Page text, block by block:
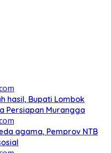
hasil, Bupati Lombok
Persiapan Murangga
agama, Pemprov NTB